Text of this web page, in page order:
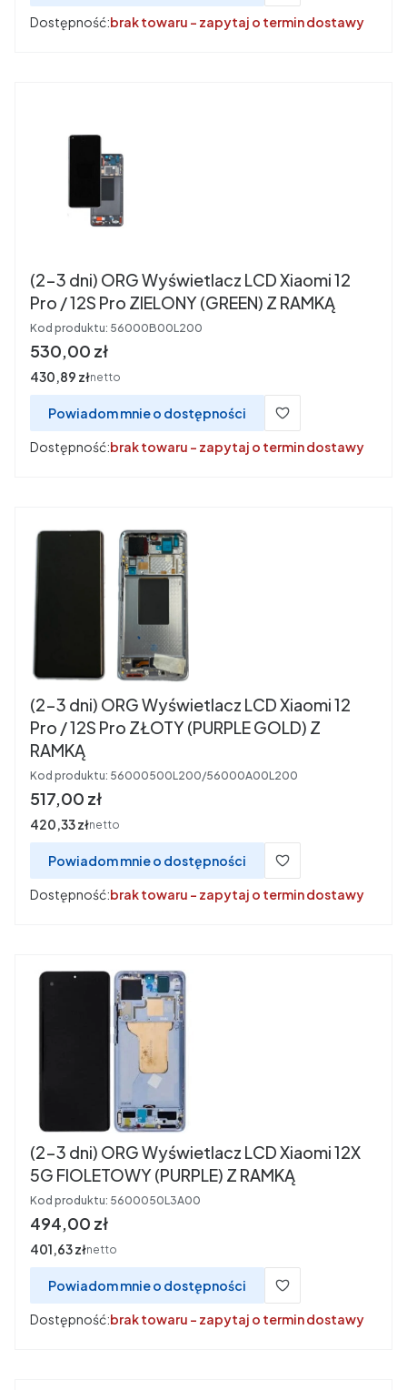
Dostępność:brak towaru - zapytaj o termin dostawy
(2-3 dni) ORG Wyświetlacz LCD Xiaomi 12
Pro / 12S Pro ZIELONY (GREEN) Z RAMKĄ
Kod produktu: 56000B00L200
Cena
530,00 zł
Cena
430,89 złnetto
Powiadom mnie o dostępności
Dostępność:brak towaru - zapytaj o termin dostawy
(2-3 dni) ORG Wyświetlacz LCD Xiaomi 12
Pro / 12S Pro ZŁOTY (PURPLE GOLD) Z
RAMKĄ
Kod produktu: 56000500L200/56000A00L200
Cena
517,00 zł
Cena
420,33 złnetto
Powiadom mnie o dostępności
Dostępność:brak towaru - zapytaj o termin dostawy
(2-3 dni) ORG Wyświetlacz LCD Xiaomi 12X
5G FIOLETOWY (PURPLE) Z RAMKĄ
Kod produktu: 5600050L3A00
Cena
494,00 zł
Cena
401,63 złnetto
Powiadom mnie o dostępności
Dostępność:brak towaru - zapytaj o termin dostawy